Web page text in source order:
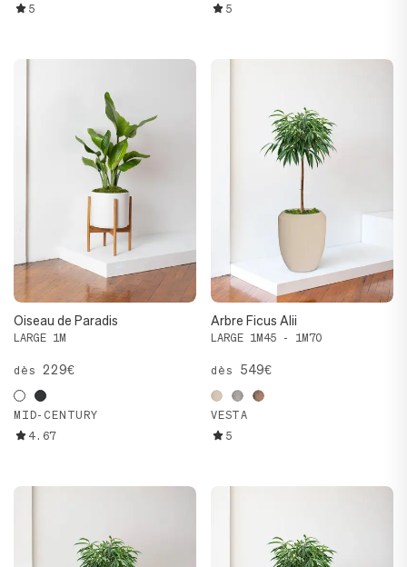
5
5
Oiseau de Paradis
LARGE 1M
dès229€
MID-CENTURY
4.67
Arbre Ficus Alii
LARGE 1M45 - 1M70
dès 549€
VESTA
5